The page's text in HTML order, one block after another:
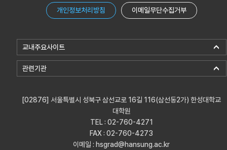
개인정보처리방침 이메일무단수집거부
교내주요사이트
관련기관
[02876] 서울특별시 성북구 삼선교로 16길 116(삼선동2가) 한성대학교
대학원
TEL : 02-760-4271
FAX : 02-760-4273
이메일 : hsgrad@hansung.ac.kr